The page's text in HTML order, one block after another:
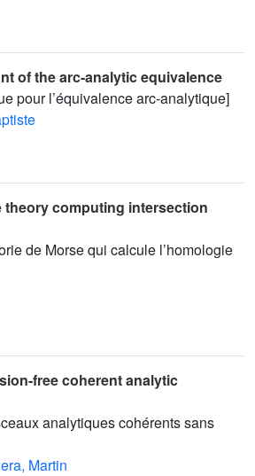
of the arc-analytic equivalence
pour l’équivalence arc-analytique]
theory computing intersection
de Morse qui calcule l’homologie
free coherent analytic
analytiques cohérents sans
Martin